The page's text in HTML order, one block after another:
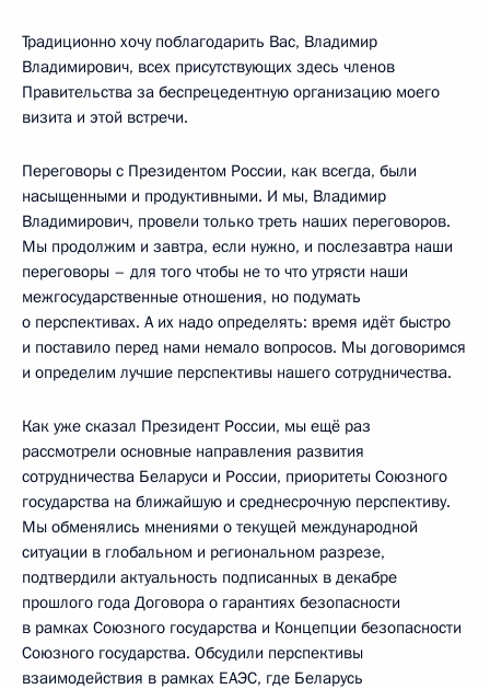
Традиционно хочу поблагодарить Вас, Владимир
Владимирович, всех присутствующих здесь членов
Правительства за беспрецедентную организацию моего
визита и этой встречи.
Переговоры с Президентом России, как всегда, были
насыщенными и продуктивными. И мы, Владимир
Владимирович, провели только треть наших переговоров.
Мы продолжим и завтра, если нужно, и послезавтра наши
переговоры – для того чтобы не то что утрясти наши
межгосударственные отношения, но подумать
о перспективах. А их надо определять: время идёт быстро
и поставило перед нами немало вопросов. Мы договоримся
и определим лучшие перспективы нашего сотрудничества.
Как уже сказал Президент России, мы ещё раз
рассмотрели основные направления развития
сотрудничества Беларуси и России, приоритеты Союзного
государства на ближайшую и среднесрочную перспективу.
Мы обменялись мнениями о текущей международной
ситуации в глобальном и региональном разрезе,
подтвердили актуальность подписанных в декабре
прошлого года Договора о гарантиях безопасности
в рамках Союзного государства и Концепции безопасности
Союзного государства. Обсудили перспективы
взаимодействия в рамках ЕАЭС, где Беларусь